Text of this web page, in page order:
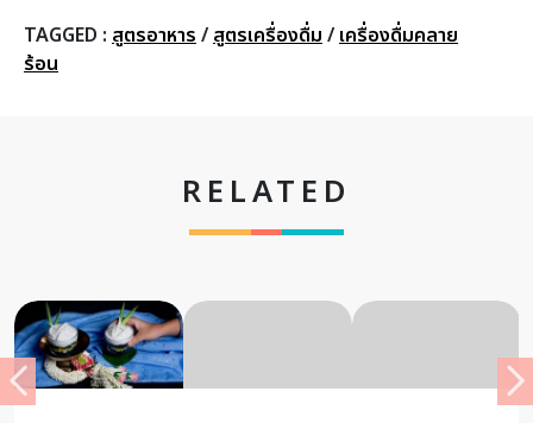
TAGGED : สูตรอาหาร / สูตรเครื่องดื่ม / เครื่องดื่มคลาย
ร้อน
RELATED